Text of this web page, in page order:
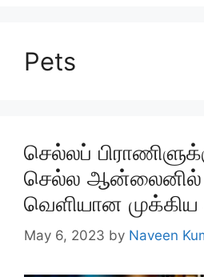
Pets
செல்லப்
செல்ல ஆன்லைனில்
வெளியான முக்கிய
May 6, 2023 by Naveen